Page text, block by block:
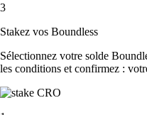
3
Stakez vos Boundless
Sélectionnez votre solde
les conditions et confirmez :